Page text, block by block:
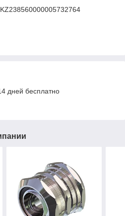
дней бесплатно